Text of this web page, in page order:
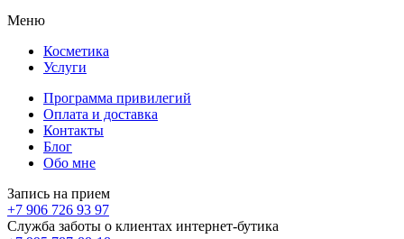
Меню
Косметика
Услуги
Программа привилегий
Оплата и доставка
Контакты
Блог
Обо мне
Запись на прием
+7 906 726 93 97
Служба заботы о клиентах интернет-бутика